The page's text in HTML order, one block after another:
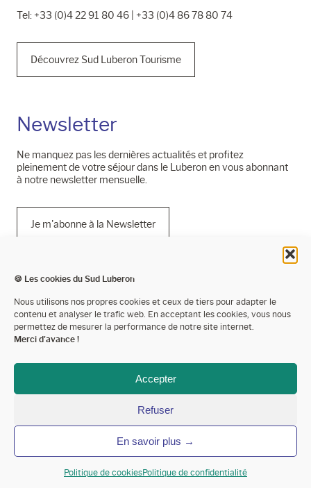
🍪 Les cookies du Sud Luberon
Nous utilisons nos propres cookies et ceux de tiers pour adapter le
contenu et analyser le trafic web. En acceptant les cookies, vous nous
permettez de mesurer la performance de notre site internet.
Merci d'avance !
Accepter
Refuser
En savoir plus →
Politique de cookiesPolitique de confidentialité
Tel: +33 (0)4 22 91 80 46 | +33 (0)4 86 78 80 74
Découvrez Sud Luberon Tourisme
Newsletter
Ne manquez pas les dernières actualités et profitez
pleinement de votre séjour dans le Luberon en vous abonnant
à notre newsletter mensuelle.
Je m'abonne à la Newsletter
Mentions légales
Politique de confidentialité
Espace pro’
Annoncer votre événement